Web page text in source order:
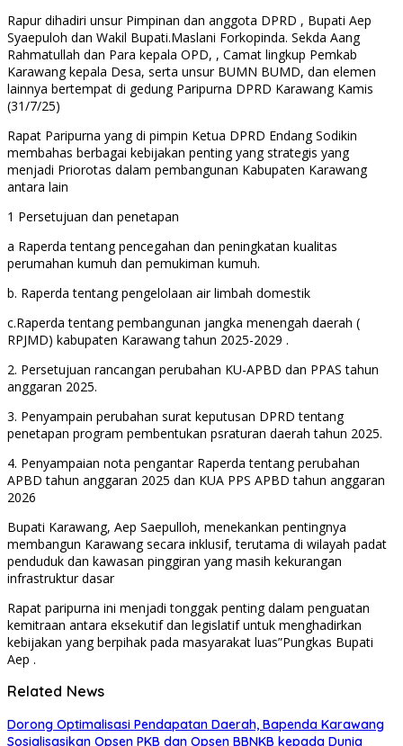
Rapur dihadiri unsur Pimpinan dan anggota DPRD , Bupati Aep
Syaepuloh dan Wakil Bupati.Maslani Forkopinda. Sekda Aang
Rahmatullah dan Para kepala OPD, , Camat lingkup Pemkab
Karawang kepala Desa, serta unsur BUMN BUMD, dan elemen
lainnya bertempat di gedung Paripurna DPRD Karawang Kamis
(31/7/25)
Rapat Paripurna yang di pimpin Ketua DPRD Endang Sodikin
membahas berbagai kebijakan penting yang strategis yang
menjadi Priorotas dalam pembangunan Kabupaten Karawang
antara lain
1 Persetujuan dan penetapan
a Raperda tentang pencegahan dan peningkatan kualitas
perumahan kumuh dan pemukiman kumuh.
b. Raperda tentang pengelolaan air limbah domestik
c.Raperda tentang pembangunan jangka menengah daerah (
RPJMD) kabupaten Karawang tahun 2025-2029 .
2. Persetujuan rancangan perubahan KU-APBD dan PPAS tahun
anggaran 2025.
3. Penyampain perubahan surat keputusan DPRD tentang
penetapan program pembentukan psraturan daerah tahun 2025.
4. Penyampaian nota pengantar Raperda tentang perubahan
APBD tahun anggaran 2025 dan KUA PPS APBD tahun anggaran
2026
Bupati Karawang, Aep Saepulloh, menekankan pentingnya
membangun Karawang secara inklusif, terutama di wilayah padat
penduduk dan kawasan pinggiran yang masih kekurangan
infrastruktur dasar
Rapat paripurna ini menjadi tonggak penting dalam penguatan
kemitraan antara eksekutif dan legislatif untuk menghadirkan
kebijakan yang berpihak pada masyarakat luas”Pungkas Bupati
Aep .
Related News
Dorong Optimalisasi Pendapatan Daerah, Bapenda Karawang
Sosialisasikan Opsen PKB dan Opsen BBNKB kepada Dunia